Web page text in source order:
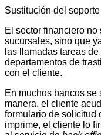
Sustitución del soporte
El sector financiero
sucursales, sino que
las llamadas tareas de
departamentos de
con el cliente.
En muchos bancos
manera. el cliente
formulario de solicitud
imprime, el cliente lo